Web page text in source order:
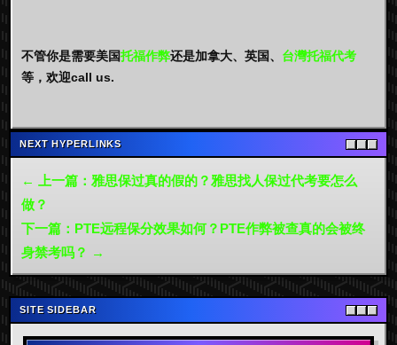
不管你是需要美国托福作弊还是加拿大、英国、 台灣托福代考
等，欢迎call us.
NEXT HYPERLINKS
← 上一篇：雅思保过真的假的？雅思找人保过代考要怎么
做？
下一篇：PTE远程保分效果如何？PTE作弊被查真的会被终
身禁考吗？ →
SITE SIDEBAR